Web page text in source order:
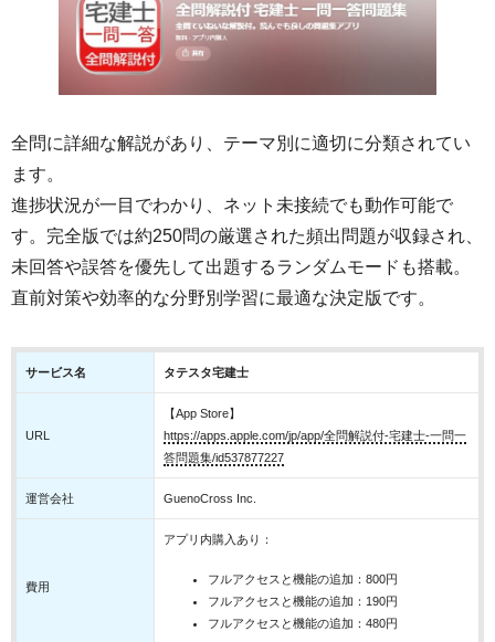
全問に詳細な解説があり、テーマ別に適切に分類されてい
ます。
進捗状況が一目でわかり、ネット未接続でも動作可能で
す。完全版では約250問の厳選された頻出問題が収録され、
未回答や誤答を優先して出題するランダムモードも搭載。
直前対策や効率的な分野別学習に最適な決定版です。
サービス名 タテスタ宅建士
URL
【App Store】
https://apps.apple.com/jp/app/全問解説付-宅建士-一問一
答問題集/id537877227
運営会社 GuenoCross Inc.
費用
アプリ内購入あり：
フルアクセスと機能の追加：800円
フルアクセスと機能の追加：190円
フルアクセスと機能の追加：480円